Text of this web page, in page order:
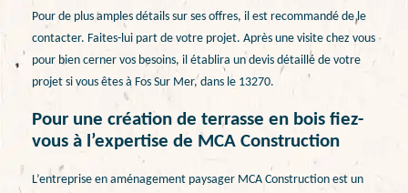
Pour de plus amples détails sur ses offres, il est recommandé de le
contacter. Faites-lui part de votre projet. Après une visite chez vous
pour bien cerner vos besoins, il établira un devis détaillé de votre
projet si vous êtes à Fos Sur Mer, dans le 13270.
Pour une création de terrasse en bois fiez-
vous à l’expertise de MCA Construction
L’entreprise en aménagement paysager MCA Construction est un